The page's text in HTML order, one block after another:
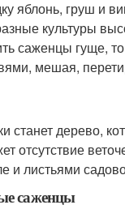
яблонь, груш и
культуры
саженцы гуще,
мешая,
дерево,
отсутствие
и листьями
саженцы